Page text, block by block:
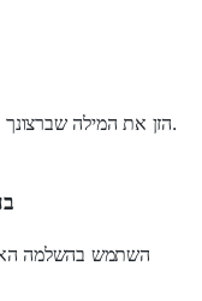
הזן את המילה שברצונך לתרגם בתיבת החיפוש בראש העמוד.
השתמש בהשלמה